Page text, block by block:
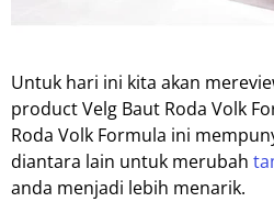
Untuk hari ini kita akan
product Velg Baut Roda Volk
Roda Volk Formula ini
diantara lain untuk merubah
anda menjadi lebih menarik.